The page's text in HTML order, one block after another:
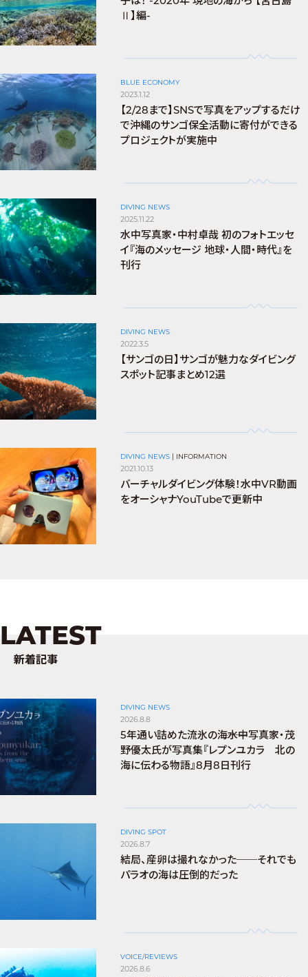
Ⅱ】編-
BLUE ECONOMY
2023.1.12
【2/28まで】SNSで写真をアップするだけ
で沖縄のサンゴ保全活動に寄付ができる
プロジェクトが実施中
DIVING NEWS
2025.11.22
水中写真家・中村卓哉 初のフォトエッセ
イ『海のメッセージ 地球・人間・時代』を
刊行
DIVING NEWS
2022.3.5
【サンゴの日】サンゴが魅力なダイビング
スポット記事まとめ12選
DIVING NEWS INFORMATION
2021.10.13
バーチャルダイビング体験！水中VR動画
をオーシャナYouTubeで更新中
LATEST
新着記事
DIVING NEWS
2026.8.8
5年通い詰めた流氷の海――水中写真家・茂
野優太氏が写真集『レプンユカラ 北の
海に伝わる物語』8月8日刊行
DIVING SPOT
2026.8.7
結局、産卵は撮れなかった──それでも
パラオの海は圧倒的だった
VOICE/REVIEWS
2026.8.6